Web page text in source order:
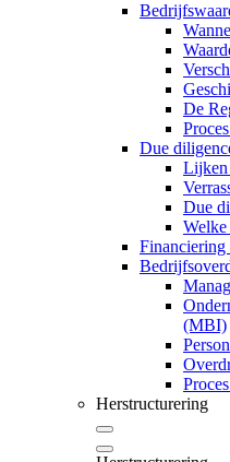
De
Due
Lijken
Due
Welke
Financiering
(MBI)
Herstructurering